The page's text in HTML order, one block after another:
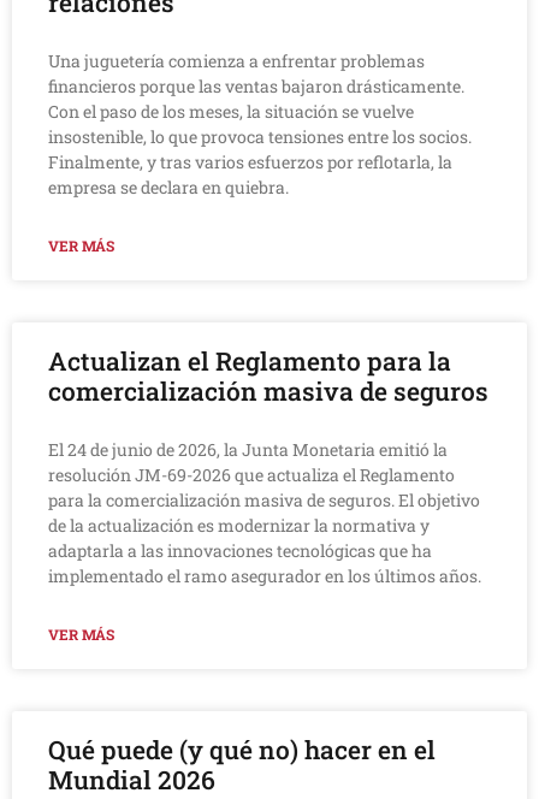
Una juguetería comienza a enfrentar problemas
financieros porque las ventas bajaron drásticamente.
Con el paso de los meses, la situación se vuelve
insostenible, lo que provoca tensiones entre los socios.
Finalmente, y tras varios esfuerzos por reflotarla, la
empresa se declara en quiebra.
VER MÁS
Actualizan el Reglamento para la
comercialización masiva de seguros
El 24 de junio de 2026, la Junta Monetaria emitió la
resolución JM-69-2026 que actualiza el Reglamento
para la comercialización masiva de seguros. El objetivo
de la actualización es modernizar la normativa y
adaptarla a las innovaciones tecnológicas que ha
implementado el ramo asegurador en los últimos años.
VER MÁS
Qué puede (y qué no) hacer en el
Mundial 2026